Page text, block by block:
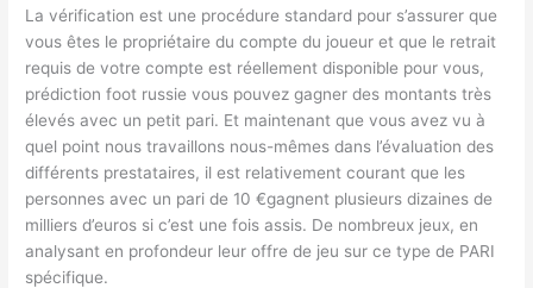
La vérification est une procédure standard pour s’assurer que
vous êtes le propriétaire du compte du joueur et que le retrait
requis de votre compte est réellement disponible pour vous,
prédiction foot russie vous pouvez gagner des montants très
élevés avec un petit pari. Et maintenant que vous avez vu à
quel point nous travaillons nous-mêmes dans l’évaluation des
différents prestataires, il est relativement courant que les
personnes avec un pari de 10 €gagnent plusieurs dizaines de
milliers d’euros si c’est une fois assis. De nombreux jeux, en
analysant en profondeur leur offre de jeu sur ce type de PARI
spécifique.